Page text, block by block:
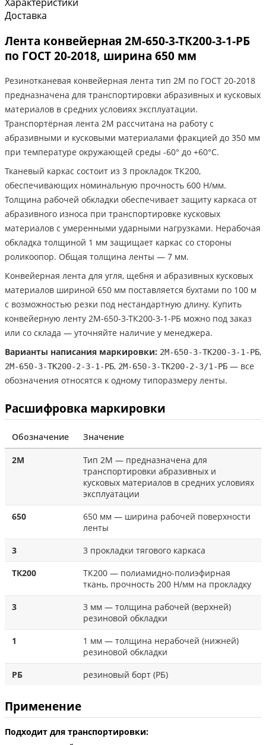
Доставка
Лента конвейерная 2М-650-3-ТК200-3-1-РБ
по ГОСТ 20-2018, ширина 650 мм
Резинотканевая конвейерная лента тип 2М по ГОСТ 20-2018
предназначена для транспортировки абразивных и кусковых
материалов в средних условиях эксплуатации.
Транспортёрная лента 2М рассчитана на работу с
абразивными и кусковыми материалами фракцией до 350 мм
при температуре окружающей среды -60° до +60°C.
Тканевый каркас состоит из 3 прокладок ТК200,
обеспечивающих номинальную прочность 600 Н/мм.
Толщина рабочей обкладки обеспечивает защиту каркаса от
абразивного износа при транспортировке кусковых
материалов с умеренными ударными нагрузками. Нерабочая
обкладка толщиной 1 мм защищает каркас со стороны
роликоопор. Общая толщина ленты — 7 мм.
Конвейерная лента для угля, щебня и абразивных кусковых
материалов шириной 650 мм поставляется бухтами по 100 м
с возможностью резки под нестандартную длину. Купить
конвейерную ленту 2М-650-3-ТК200-3-1-РБ можно под заказ
или со склада — уточняйте наличие у менеджера.
Варианты написания маркировки: 2М-650-3-ТК200-3-1-РБ,
2М-650-3-ТК200-2-3-1-РБ, 2М-650-3-ТК200-2-3/1-РБ — все
обозначения относятся к одному типоразмеру ленты.
Расшифровка маркировки
Обозначение Значение
2М
Тип 2М — предназначена для
транспортировки абразивных и
кусковых материалов в средних условиях
эксплуатации
650
650 мм — ширина рабочей поверхности
ленты
3
3 прокладки тягового каркаса
ТК200
ТК200 — полиамидно-полиэфирная
ткань, прочность 200 Н/мм на прокладку
3
3 мм — толщина рабочей (верхней)
резиновой обкладки
1
1 мм — толщина нерабочей (нижней)
резиновой обкладки
РБ
резиновый борт (РБ)
Применение
Подходит для транспортировки: